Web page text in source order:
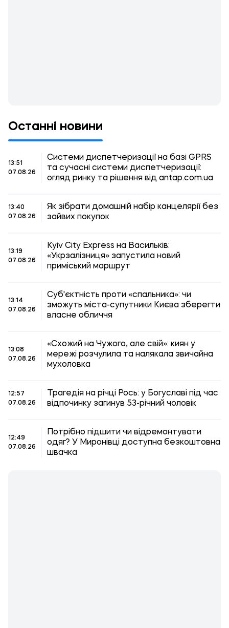
Останні новини
13:51
07.08.26
Системи диспетчеризації на базі GPRS
та сучасні системи диспетчеризації:
огляд ринку та рішення від antap.com.ua
13:40
07.08.26
Як зібрати домашній набір канцелярії без
зайвих покупок
13:19
07.08.26
Kyiv City Express на Васильків:
«Укрзалізниця» запустила новий
приміський маршрут
13:14
07.08.26
Суб'єктність проти «спальника»: чи
зможуть міста-супутники Києва зберегти
власне обличчя
13:08
07.08.26
«Схожий на Чужого, але свій»: киян у
мережі розчулила та налякала звичайна
мухоловка
12:57
07.08.26
Трагедія на річці Рось: у Богуславі під час
відпочинку загинув 53-річний чоловік
12:49
07.08.26
Потрібно підшити чи відремонтувати
одяг? У Миронівці доступна безкоштовна
швачка